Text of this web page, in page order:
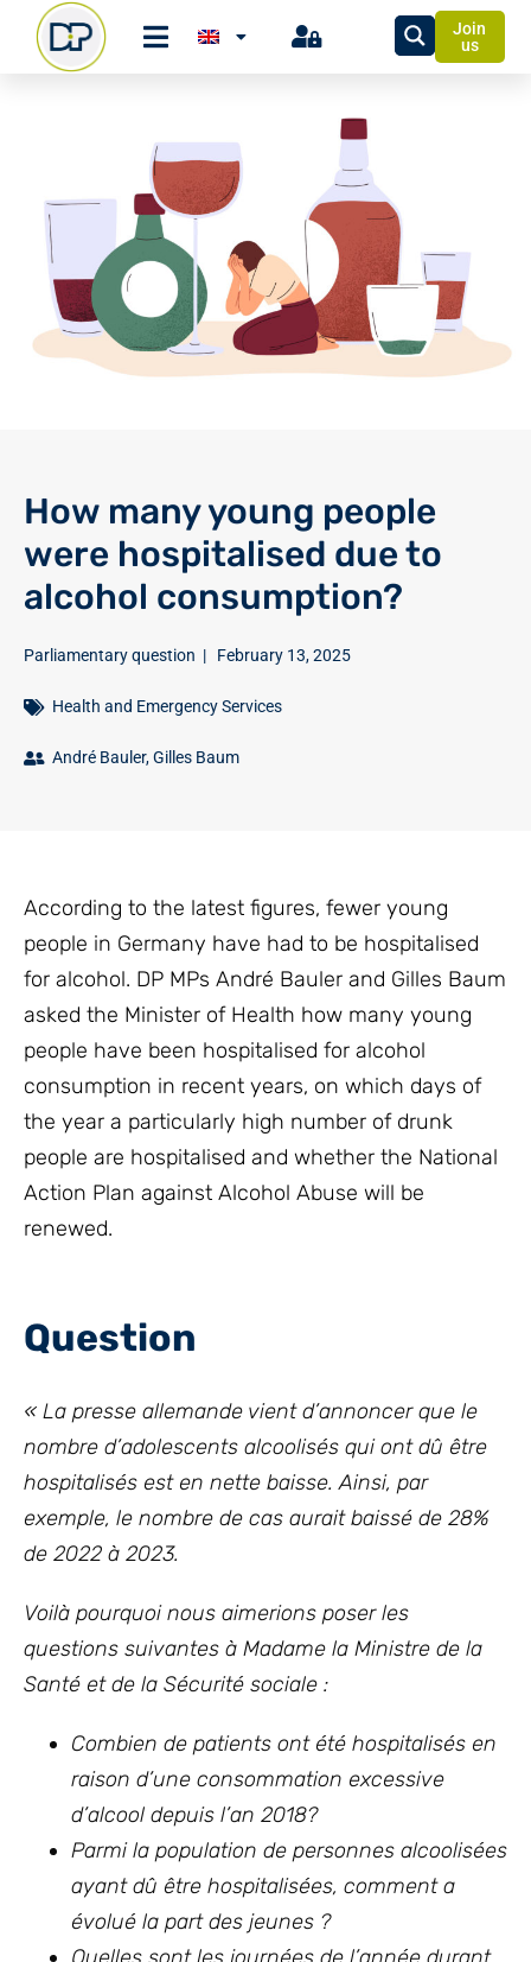
Join
us
How many young people
were hospitalised due to
alcohol consumption?
Parliamentary question | February 13, 2025
Health and Emergency Services
André Bauler,Gilles Baum
According to the latest figures, fewer young
people in Germany have had to be hospitalised
for alcohol. DP MPs André Bauler and Gilles Baum
asked the Minister of Health how many young
people have been hospitalised for alcohol
consumption in recent years, on which days of
the year a particularly high number of drunk
people are hospitalised and whether the National
Action Plan against Alcohol Abuse will be
renewed.
Question
« La presse allemande vient d’annoncer que le
nombre d’adolescents alcoolisés qui ont dû être
hospitalisés est en nette baisse. Ainsi, par
exemple, le nombre de cas aurait baissé de 28%
de 2022 à 2023.
Voilà pourquoi nous aimerions poser les
questions suivantes à Madame la Ministre de la
Santé et de la Sécurité sociale :
Combien de patients ont été hospitalisés en
raison d’une consommation excessive
d’alcool depuis l’an 2018?
Parmi la population de personnes alcoolisées
ayant dû être hospitalisées, comment a
évolué la part des jeunes ?